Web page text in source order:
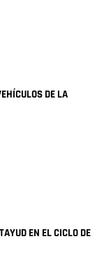
DE LA
EN EL CICLO DE